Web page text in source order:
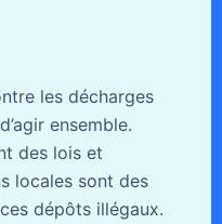
les décharges
ensemble.
des lois et
locales sont des
dépôts illégaux.